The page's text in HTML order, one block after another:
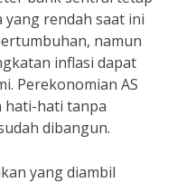
rendah saat ini
namun
inflasi dapat
Perekonomian AS
hati-hati tanpa
dibangun.
yang diambil